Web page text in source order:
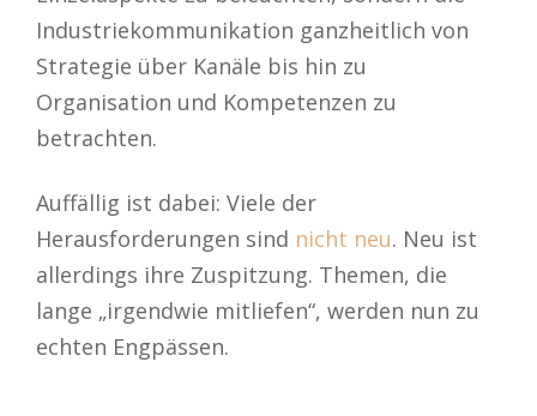
Industriekommunikation ganzheitlich von
Strategie über Kanäle bis hin zu
Organisation und Kompetenzen zu
betrachten.
Auffällig ist dabei: Viele der
Herausforderungen sind nicht neu. Neu ist
allerdings ihre Zuspitzung. Themen, die
lange „irgendwie mitliefen“, werden nun zu
echten Engpässen.